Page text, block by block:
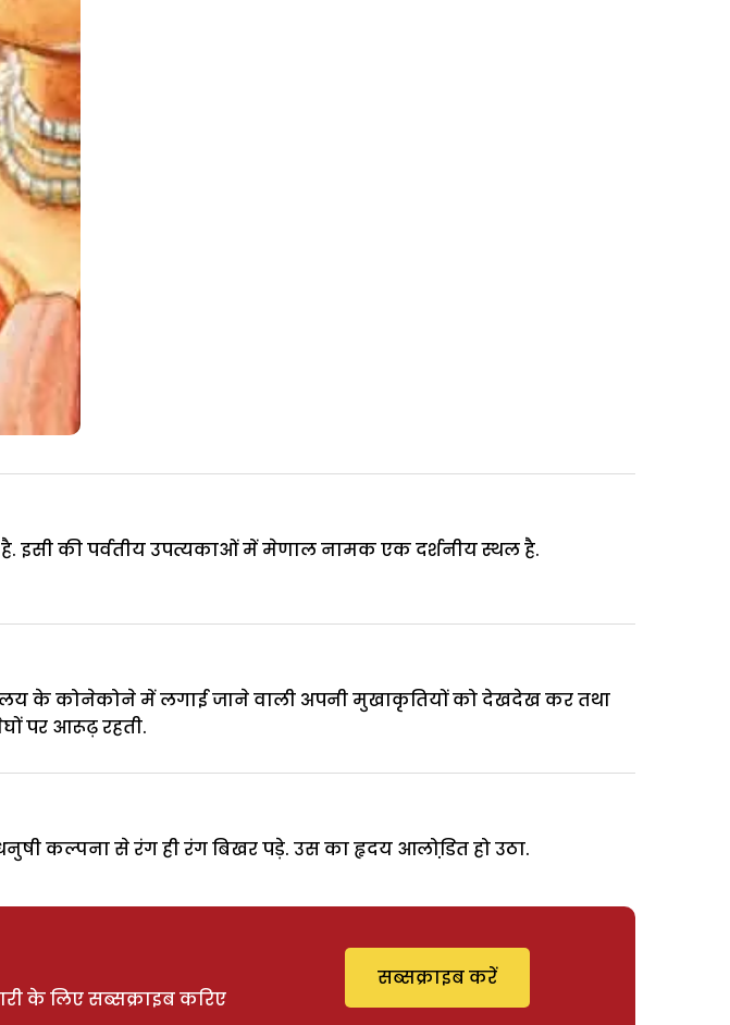
इसी की पर्वतीय उपत्यकाओं में मेणाल नामक एक दर्शनीय स्थल है.
के कोनेकोने में लगाई जाने वाली अपनी मुखाकृतियों को देखदेख कर तथा
पर आरूढ़ रहती.
कल्पना से रंग ही रंग बिखर पड़े. उस का हृदय आलोडि़त हो उठा.
के लिए सब्सक्राइब करिए
सब्सक्राइब करें